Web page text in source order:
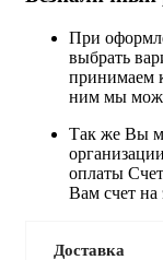
При
выбрать
принимаем
ним мы
Так же Вы
оплаты
Вам счет на
Доставка